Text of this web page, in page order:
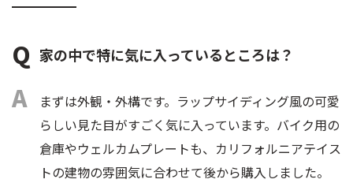
家の中で特に気に入っているところは？
まずは外観・外構です。ラップサイディング風の可愛
らしい見た目がすごく気に入っています。バイク用の
倉庫やウェルカムプレートも、カリフォルニアテイス
トの建物の雰囲気に合わせて後から購入しました。